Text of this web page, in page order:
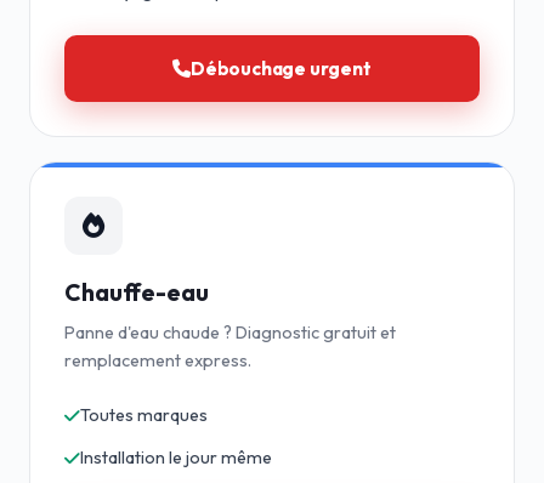
Débouchage urgent
Chauffe-eau
Panne d'eau chaude ? Diagnostic gratuit et
remplacement express.
Toutes marques
Installation le jour même